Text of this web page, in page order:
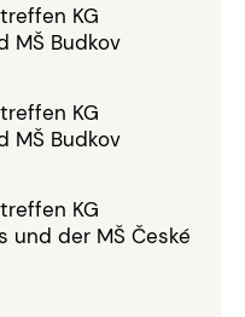
KG
MŠ Budkov
KG
MŠ Budkov
KG
und der MŠ České